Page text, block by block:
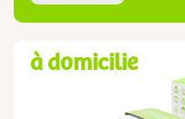
à domicilie